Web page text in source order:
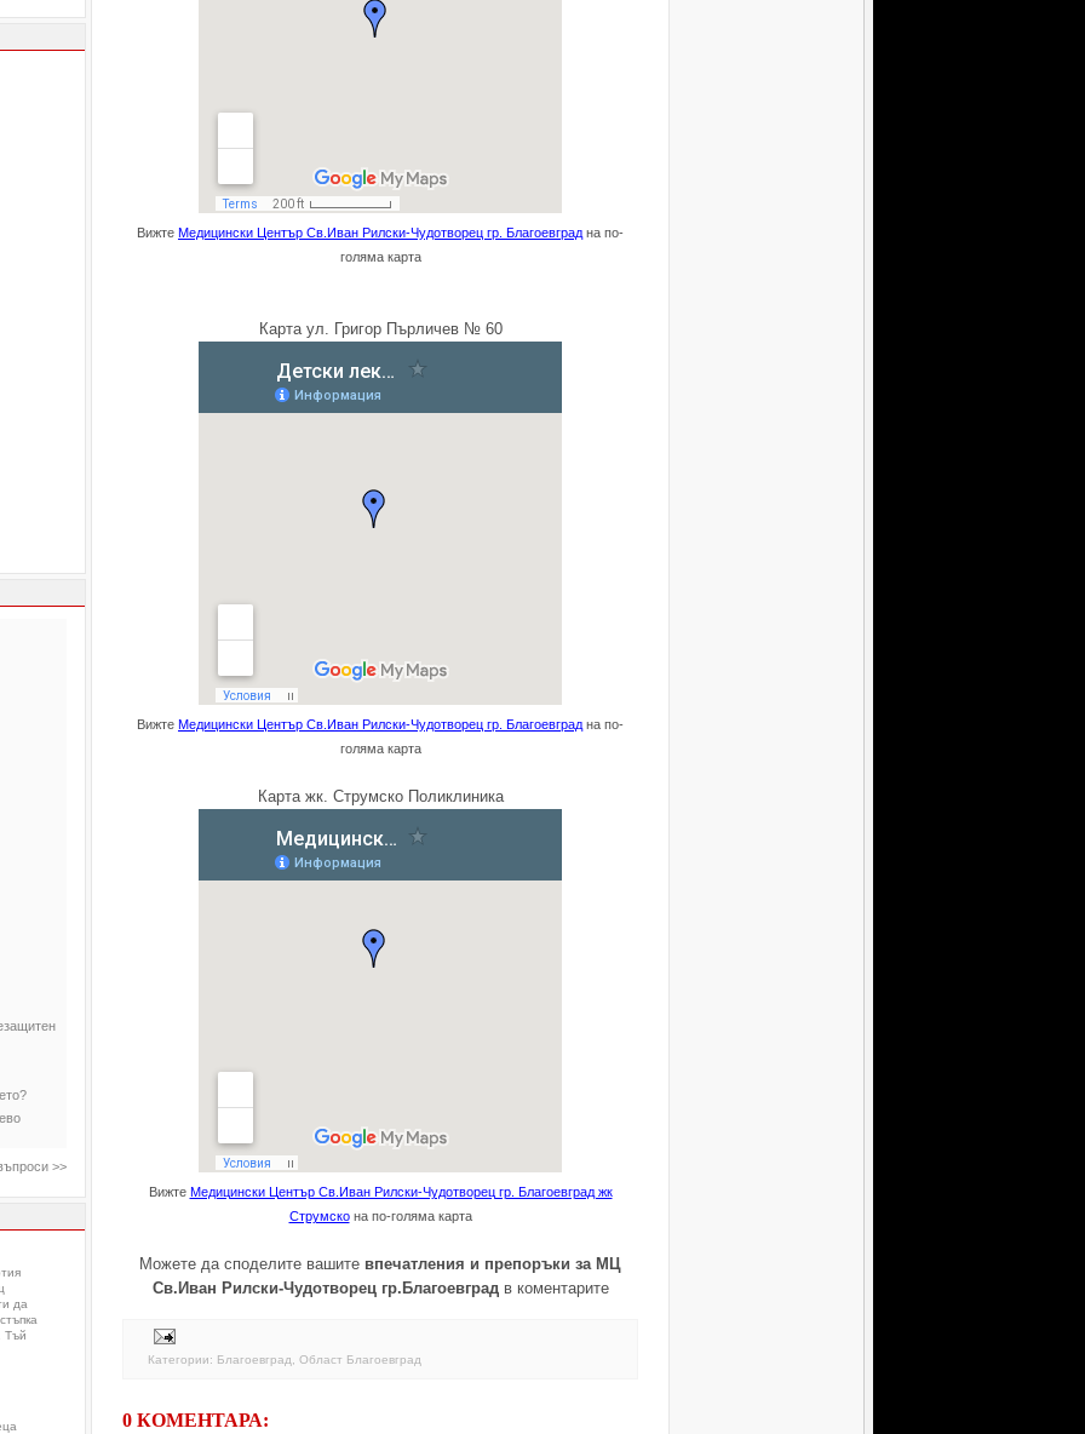
бебето
при
пухкава
за
>>
да
Тъй
Вижте Медицински Център Св.Иван Рилски-Чудотворец гр. Благоевград на по-
голяма карта
Карта ул. Григор Пърличев № 60
Вижте Медицински Център Св.Иван Рилски-Чудотворец гр. Благоевград на по-
голяма карта
Карта жк. Струмско Поликлиника
Вижте Медицински Център Св.Иван Рилски-Чудотворец гр. Благоевград жк
Струмскона по-голяма карта
Можете да споделите вашите впечатления и препоръки за МЦ
Св.Иван Рилски-Чудотворец гр.Благоевградв коментарите
Категории: Благоевград Област Благоевград
0 КОМЕНТАРА: